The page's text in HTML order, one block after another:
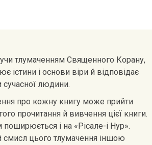
тлумаченням Священного Корану,
істини і основи віри й відповідає
сучасної людини.
про кожну книгу може прийти
прочитання й вивчення цієї книги.
і на «Рісале-і Нур».
смисл цього тлумачення іншою